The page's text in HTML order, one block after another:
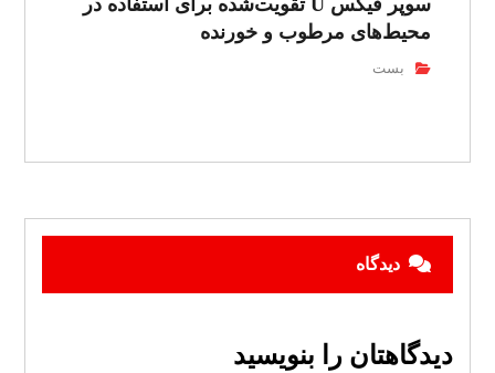
سوپر فیکس U تقویت‌شده برای استفاده در
محیط‌های مرطوب و خورنده
بست
دیدگاه
دیدگاهتان را بنویسید